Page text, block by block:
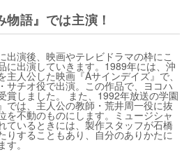
物語』では主演！
出演後、映画やテレビドラマの枠にこ
に出演していきます。1989年には、沖
人公した映画『Aサインデイズ』で、
サチオ役で出演。この作品で、ヨコハ
賞しました。 また、1992年放送の学園
では、主人公の教師・荒井周一役に抜
を不動のものにします。ミュージシャ
ているときには、製作スタッフが石橋
りすることもあり、自分のありかたに
す。